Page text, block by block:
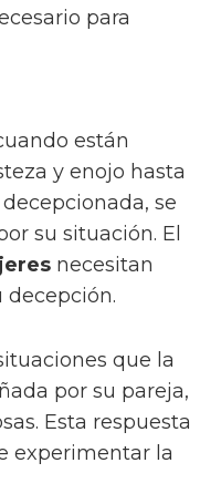
para
están
y enojo hasta
se
su situación. El
necesitan
que la
por su pareja,
Esta respuesta
experimentar la